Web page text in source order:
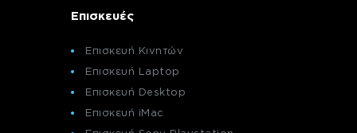
Επισκευές
Επισκευή Κινητών
Επισκευή Laptop
Επισκευή Desktop
Επισκευή iMac